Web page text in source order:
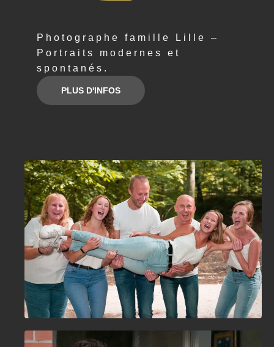
Photographe famille Lille –
Portraits modernes et
spontanés.
PLUS D'INFOS